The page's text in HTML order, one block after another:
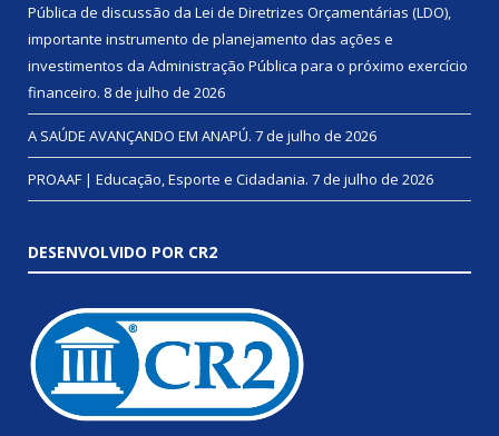
Pública de discussão da Lei de Diretrizes Orçamentárias (LDO),
importante instrumento de planejamento das ações e
investimentos da Administração Pública para o próximo exercício
financeiro. 8 de julho de 2026
A SAÚDE AVANÇANDO EM ANAPÚ. 7 de julho de 2026
PROAAF | Educação, Esporte e Cidadania. 7 de julho de 2026
DESENVOLVIDO POR CR2